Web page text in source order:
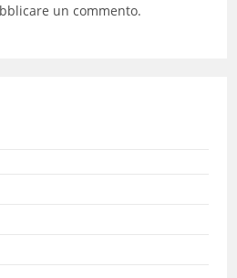
un commento.